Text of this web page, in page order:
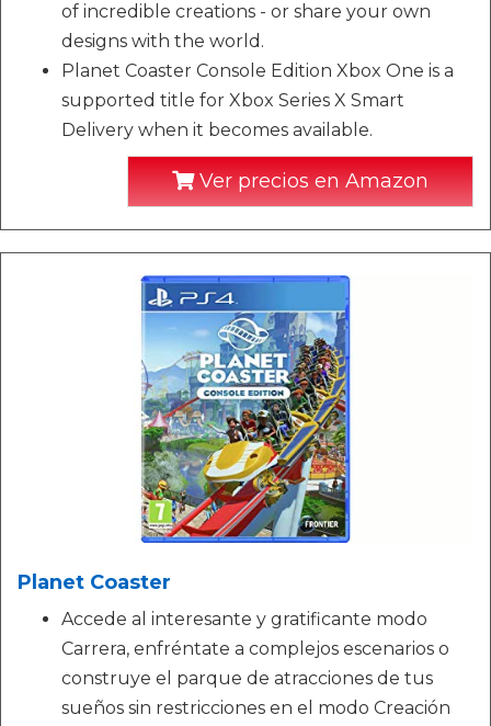
of incredible creations - or share your own
designs with the world.
Planet Coaster Console Edition Xbox One is a
supported title for Xbox Series X Smart
Delivery when it becomes available.
Ver precios en Amazon
Planet Coaster
Accede al interesante y gratificante modo
Carrera, enfréntate a complejos escenarios o
construye el parque de atracciones de tus
sueños sin restricciones en el modo Creación